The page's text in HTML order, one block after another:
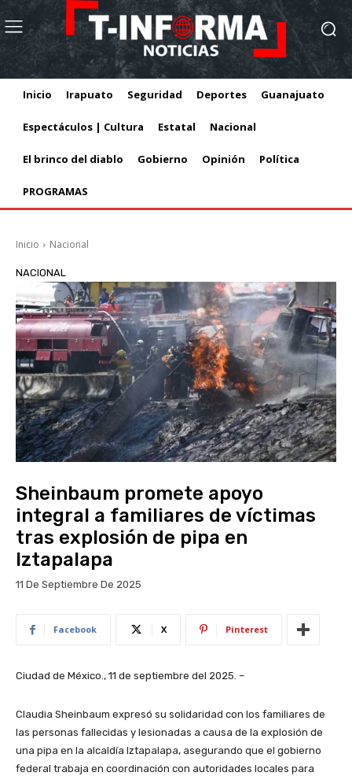
Inicio Irapuato Seguridad Deportes Guanajuato
Espectáculos | Cultura Estatal Nacional
El brinco del diablo Gobierno Opinión Política
PROGRAMAS
Inicio Nacional
NACIONAL
Sheinbaum promete apoyo
integral a familiares de víctimas
tras explosión de pipa en
Iztapalapa
11 De Septiembre De 2025
Facebook X Pinterest
Ciudad de México., 11 de septiembre del 2025. –
Claudia Sheinbaum expresó su solidaridad con los familiares de
las personas fallecidas y lesionadas a causa de la explosión de
una pipa en la alcaldía Iztapalapa, asegurando que el gobierno
federal trabaja en coordinación con autoridades locales para